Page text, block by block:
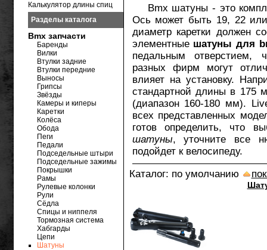
Bmx шатуны - это
Ось может быть 19, 22
диаметр каретки должен
элементные шатуны для
педальным отверстием,
разных фирм могут
влияет на установку.
стандартной длины в 175
(диапазон 160-180 мм).
всех представленных
готов определить, что
шатуны, уточните все
подойдет к велосипеду.
Каталог: по умолчанию
Калькулятор длины спиц
Разделы каталога
Bmx запчасти
Баренды
Вилки
Втулки задние
Втулки передние
Выносы
Грипсы
Звёзды
Камеры и киперы
Каретки
Колёса
Обода
Пеги
Педали
Подседельные штыри
Подседельные зажимы
Покрышки
Рамы
Рулевые колонки
Рули
Сёдла
Спицы и ниппеля
Тормозная система
Хабгарды
Цепи
Шатуны